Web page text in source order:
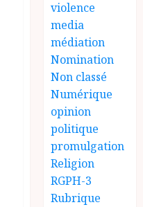
violence
media
médiation
Nomination
Non classé
Numérique
opinion
politique
promulgation
Religion
RGPH-3
Rubrique